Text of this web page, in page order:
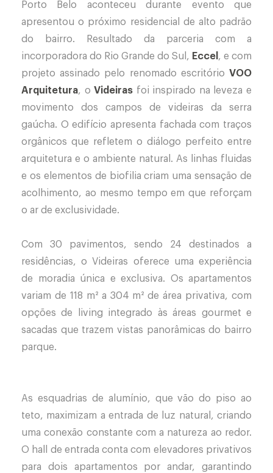
Porto Belo aconteceu durante evento que
apresentou o próximo residencial de alto padrão
do bairro. Resultado da parceria com a
incorporadora do Rio Grande do Sul, Eccel , e com
projeto assinado pelo renomado escritório VOO
Arquitetura, oVideiras foi inspirado na leveza e
movimento dos campos de videiras da serra
gaúcha. O edifício apresenta fachada com traços
orgânicos que refletem o diálogo perfeito entre
arquitetura e o ambiente natural. As linhas fluidas
e os elementos de biofilia criam uma sensação de
acolhimento, ao mesmo tempo em que reforçam
o ar de exclusividade.
Com 30 pavimentos, sendo 24 destinados a
residências, o Videiras oferece uma experiência
de moradia única e exclusiva. Os apartamentos
variam de 118 m² a 304 m² de área privativa, com
opções de living integrado às áreas gourmet e
sacadas que trazem vistas panorâmicas do bairro
parque.
As esquadrias de alumínio, que vão do piso ao
teto, maximizam a entrada de luz natural, criando
uma conexão constante com a natureza ao redor.
O hall de entrada conta com elevadores privativos
para dois apartamentos por andar, garantindo